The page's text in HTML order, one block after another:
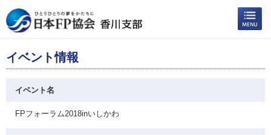
イベント情報
イベント名
FPフォーラム2018inいしかわ